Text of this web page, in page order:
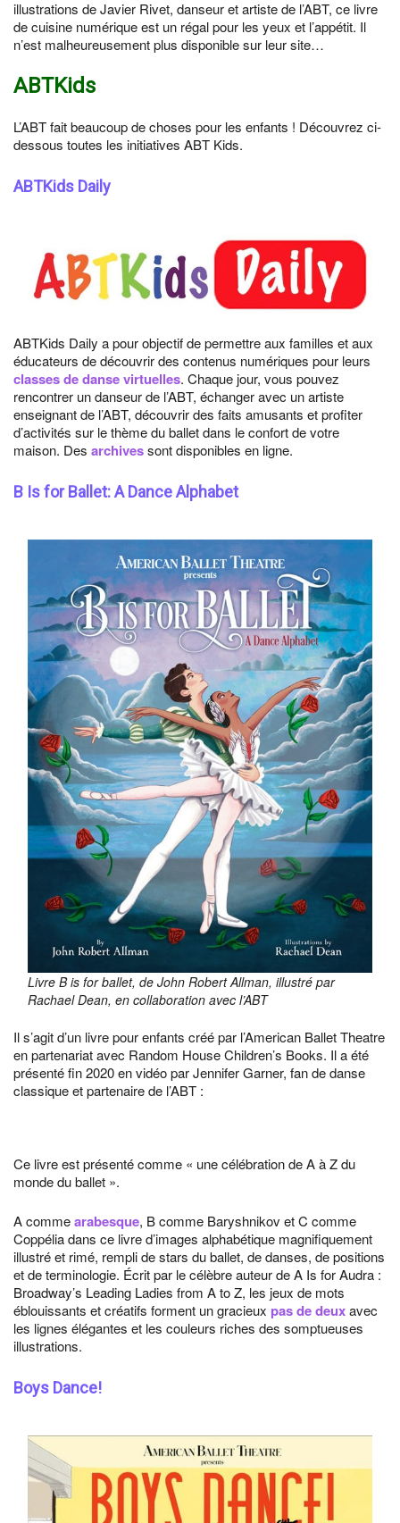
illustrations de Javier Rivet, danseur et artiste de l’ABT, ce livre
de cuisine numérique est un régal pour les yeux et l’appétit. Il
n’est malheureusement plus disponible sur leur site…
ABTKids
L’ABT fait beaucoup de choses pour les enfants ! Découvrez ci-
dessous toutes les initiatives ABT Kids.
ABTKids Daily
ABTKids Daily a pour objectif de permettre aux familles et aux
éducateurs de découvrir des contenus numériques pour leurs
classes de danse virtuelles. Chaque jour, vous pouvez
rencontrer un danseur de l’ABT, échanger avec un artiste
enseignant de l’ABT, découvrir des faits amusants et profiter
d’activités sur le thème du ballet dans le confort de votre
maison. Des archivessont disponibles en ligne.
B Is for Ballet: A Dance Alphabet
Livre B is for ballet, de John Robert Allman, illustré par
Rachael Dean, en collaboration avec l’ABT
Il s’agit d’un livre pour enfants créé par l’American Ballet Theatre
en partenariat avec Random House Children’s Books. Il a été
présenté fin 2020 en vidéo par Jennifer Garner, fan de danse
classique et partenaire de l’ABT :
Ce livre est présenté comme « une célébration de A à Z du
monde du ballet ».
A commearabesque, B comme Baryshnikov et C comme
Coppélia dans ce livre d’images alphabétique magnifiquement
illustré et rimé, rempli de stars du ballet, de danses, de positions
et de terminologie. Écrit par le célèbre auteur de A Is for Audra :
Broadway’s Leading Ladies from A to Z, les jeux de mots
éblouissants et créatifs forment un gracieux pas de deuxavec
les lignes élégantes et les couleurs riches des somptueuses
illustrations.
Boys Dance!